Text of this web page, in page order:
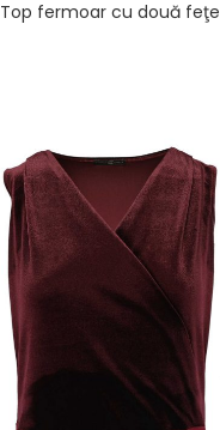
Top fermoar cu două feţe